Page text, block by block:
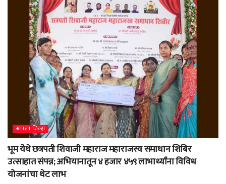
आपला जिल्हा
भूम येथे छत्रपती शिवाजी महाराज महाराजस्व समाधान शिबिर
उत्साहात संपन्न; अभियानातून ४ हजार ४५९ लाभार्थ्यांना विविध
योजनांचा थेट लाभ